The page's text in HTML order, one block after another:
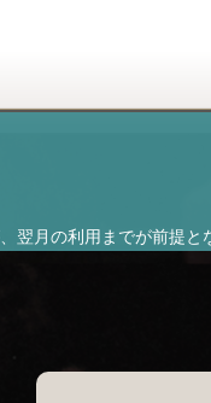
翌月の利用までが前提と